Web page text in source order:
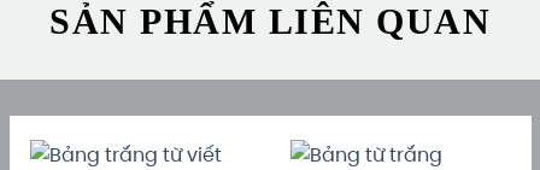
SẢN PHẨM LIÊN QUAN